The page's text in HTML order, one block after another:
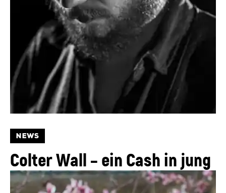
NEWS
Colter Wall – ein Cash in jung